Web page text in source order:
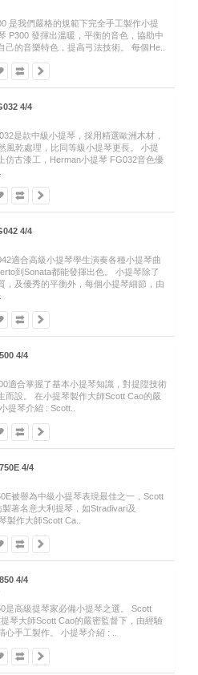
是我們嚴格的規範下完全手工製作小提
P300 發揮出溫暖，平衡的音色，協助中
己的音樂特色，提高弓法技術。 每個He..
4/4
是款中級小提琴，採用精選歐洲木材，
風乾處理，比同等級小提琴更長。 小提
仿古漆工，Herman小提琴 FG032音色優
4/4
適合高級小提琴學生演奏各種小提琴曲
到Sonata都能發揮出色。 小提琴除了
，及優秀的平衡外，每個小提琴細節，由
4/4
適合掌握了基本小提琴知識，對提陞技術
而設。 在小提琴製作大師Scott Cao的嚴
提琴介紹 : Scott..
4/4
被譽為中級小提琴表現最佳之一，Scott
著名意大利提琴，如Stradivari及
製作大師Scott Ca..
4/4
是高級提琴家必備小提琴之選。 Scott
琴大師Scott Cao的嚴密監督下，由經驗
心手工製作。 小提琴介紹 : ..